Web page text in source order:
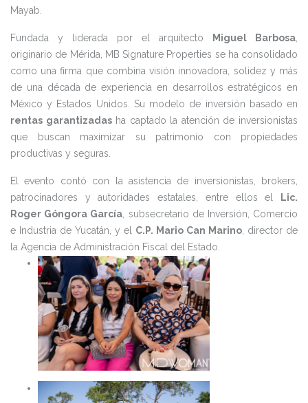
Mayab.
Fundada y liderada por el arquitecto Miguel Barbosa
originario de Mérida, MB Signature Properties se ha consolidado
como una firma que combina visión innovadora, solidez y más
de una década de experiencia en desarrollos estratégicos en
México y Estados Unidos. Su modelo de inversión basado en
rentas garantizadasha captado la atención de inversionistas
que buscan maximizar su patrimonio con propiedades
productivas y seguras.
El evento contó con la asistencia de inversionistas, brokers,
patrocinadores y autoridades estatales, entre ellos el
Lic.
Roger Góngora García , subsecretario de Inversión, Comercio
e Industria de Yucatán, y el C.P. Mario Can Marino , director de
la Agencia de Administración Fiscal del Estado.